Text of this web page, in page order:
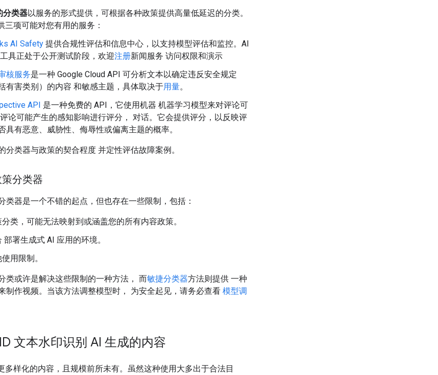
分类器以服务的形式提供，可根据各种政策提供高量低延迟的分类。
三项可能对您有用的服务：
AI Safety 提供合规性评估和信息中心，以支持模型评估和监控。AI
具正处于公开测试阶段，欢迎注册新闻服务 访问权限和演示
核服务是一种 Google Cloud API 可分析文本以确定违反安全规定
括有害类别）的内容 和敏感主题，具体取决于用量。
API 是一种免费的 API，它使用机器 机器学习模型来对评论可
论可能产生的感知影响进行评分， 对话。它会提供评分，以反映评
具有恶意、威胁性、侮辱性或偏离主题的概率。
分类器与政策的契合程度 并定性评估故障案例。
分类器
类器是一个不错的起点，但也存在一些限制，包括：
类，可能无法映射到或涵盖您的所有内容政策。
部署生成式 AI 应用的环境。
用限制。
类或许是解决这些限制的一种方法， 而敏捷分类器方法则提供 一种
制作视频。当该方法调整模型时， 为安全起见，请务必查看 模型调
ID 文本水印识别 AI 生成的内容
多样化的内容，且规模前所未有。虽然这种使用大多出于合法目